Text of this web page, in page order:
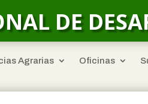
DE
Agrarias Oficinas